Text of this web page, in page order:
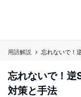
用語解説 忘れないで！
忘れないで！逆
対策と手法